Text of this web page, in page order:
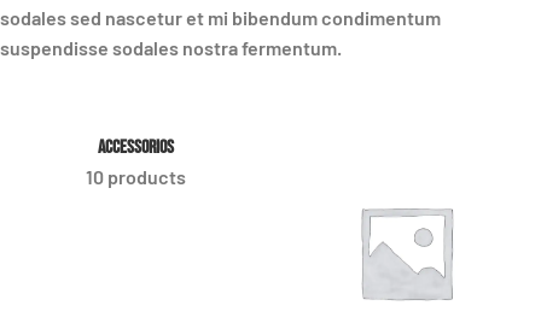
sodales sed nascetur et mi bibendum condimentum
suspendisse sodales nostra fermentum.
ACCESSORIOS
10 products